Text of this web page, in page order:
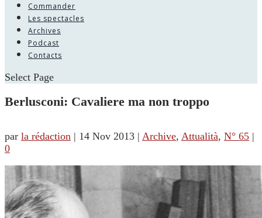
Commander
Les spectacles
Archives
Podcast
Contacts
Select Page
Berlusconi: Cavaliere ma non troppo
par la rédaction | 14 Nov 2013 | Archive, Attualità, N° 65 |
0